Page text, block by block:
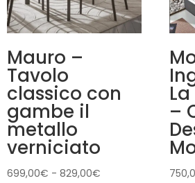
Mauro –
Tavolo
classico con
gambe il
metallo
verniciato
699,00€ - 829,00€
–